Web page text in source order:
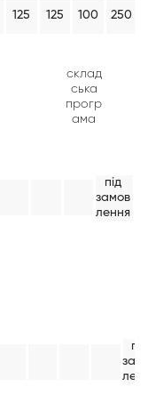
125 125 100 250
склад
ська
прогр
ама
під
замов
лення
під